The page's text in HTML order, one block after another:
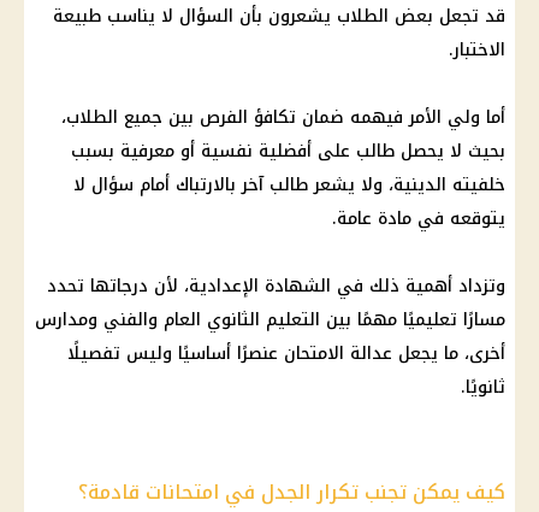
قد تجعل بعض الطلاب يشعرون بأن السؤال لا يناسب طبيعة
الاختبار.
أما ولي الأمر فيهمه ضمان تكافؤ الفرص بين جميع الطلاب،
بحيث لا يحصل طالب على أفضلية نفسية أو معرفية بسبب
خلفيته الدينية، ولا يشعر طالب آخر بالارتباك أمام سؤال لا
يتوقعه في مادة عامة.
وتزداد أهمية ذلك في الشهادة الإعدادية، لأن درجاتها تحدد
مسارًا تعليميًا مهمًا بين التعليم الثانوي العام والفني ومدارس
أخرى، ما يجعل عدالة الامتحان عنصرًا أساسيًا وليس تفصيلًا
ثانويًا.
كيف يمكن تجنب تكرار الجدل في امتحانات قادمة؟